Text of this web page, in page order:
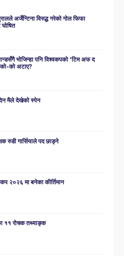
अर्जेन्टिना विरुद्ध गरेको गोल फिफा
भोजिन्हा पनि विश्वकपको ‘टिम अफ द
को-को अटाए?
मैले देखेको स्पेन
रुडी गार्सियाले पद छाड्ने
२०२६ मा बनेका कीर्तिमान
११ रोचक तथ्याङ्क